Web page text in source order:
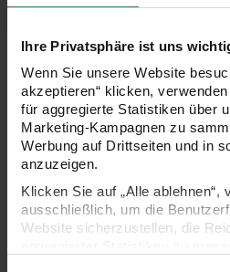
Ihre Privatsphäre ist uns
Wenn Sie unsere Website
akzeptieren“ klicken,
für aggregierte Statistiken über
Marketing-Kampagnen zu
Werbung auf Drittseiten und in
anzuzeigen.
Klicken Sie auf „Alle ablehnen“,
ausschließlich, um die
Website sicherzustellen, die
Blüten und zarten Wildblumen.
Tape-, Sticker-, Stempel- und
Papiertüten, Notizbücher und
zu Kartensets,
Geschenkanhängern. Alle Artikel
schimmerndem Hot Foil-Druck
die Produktwelt durch passende